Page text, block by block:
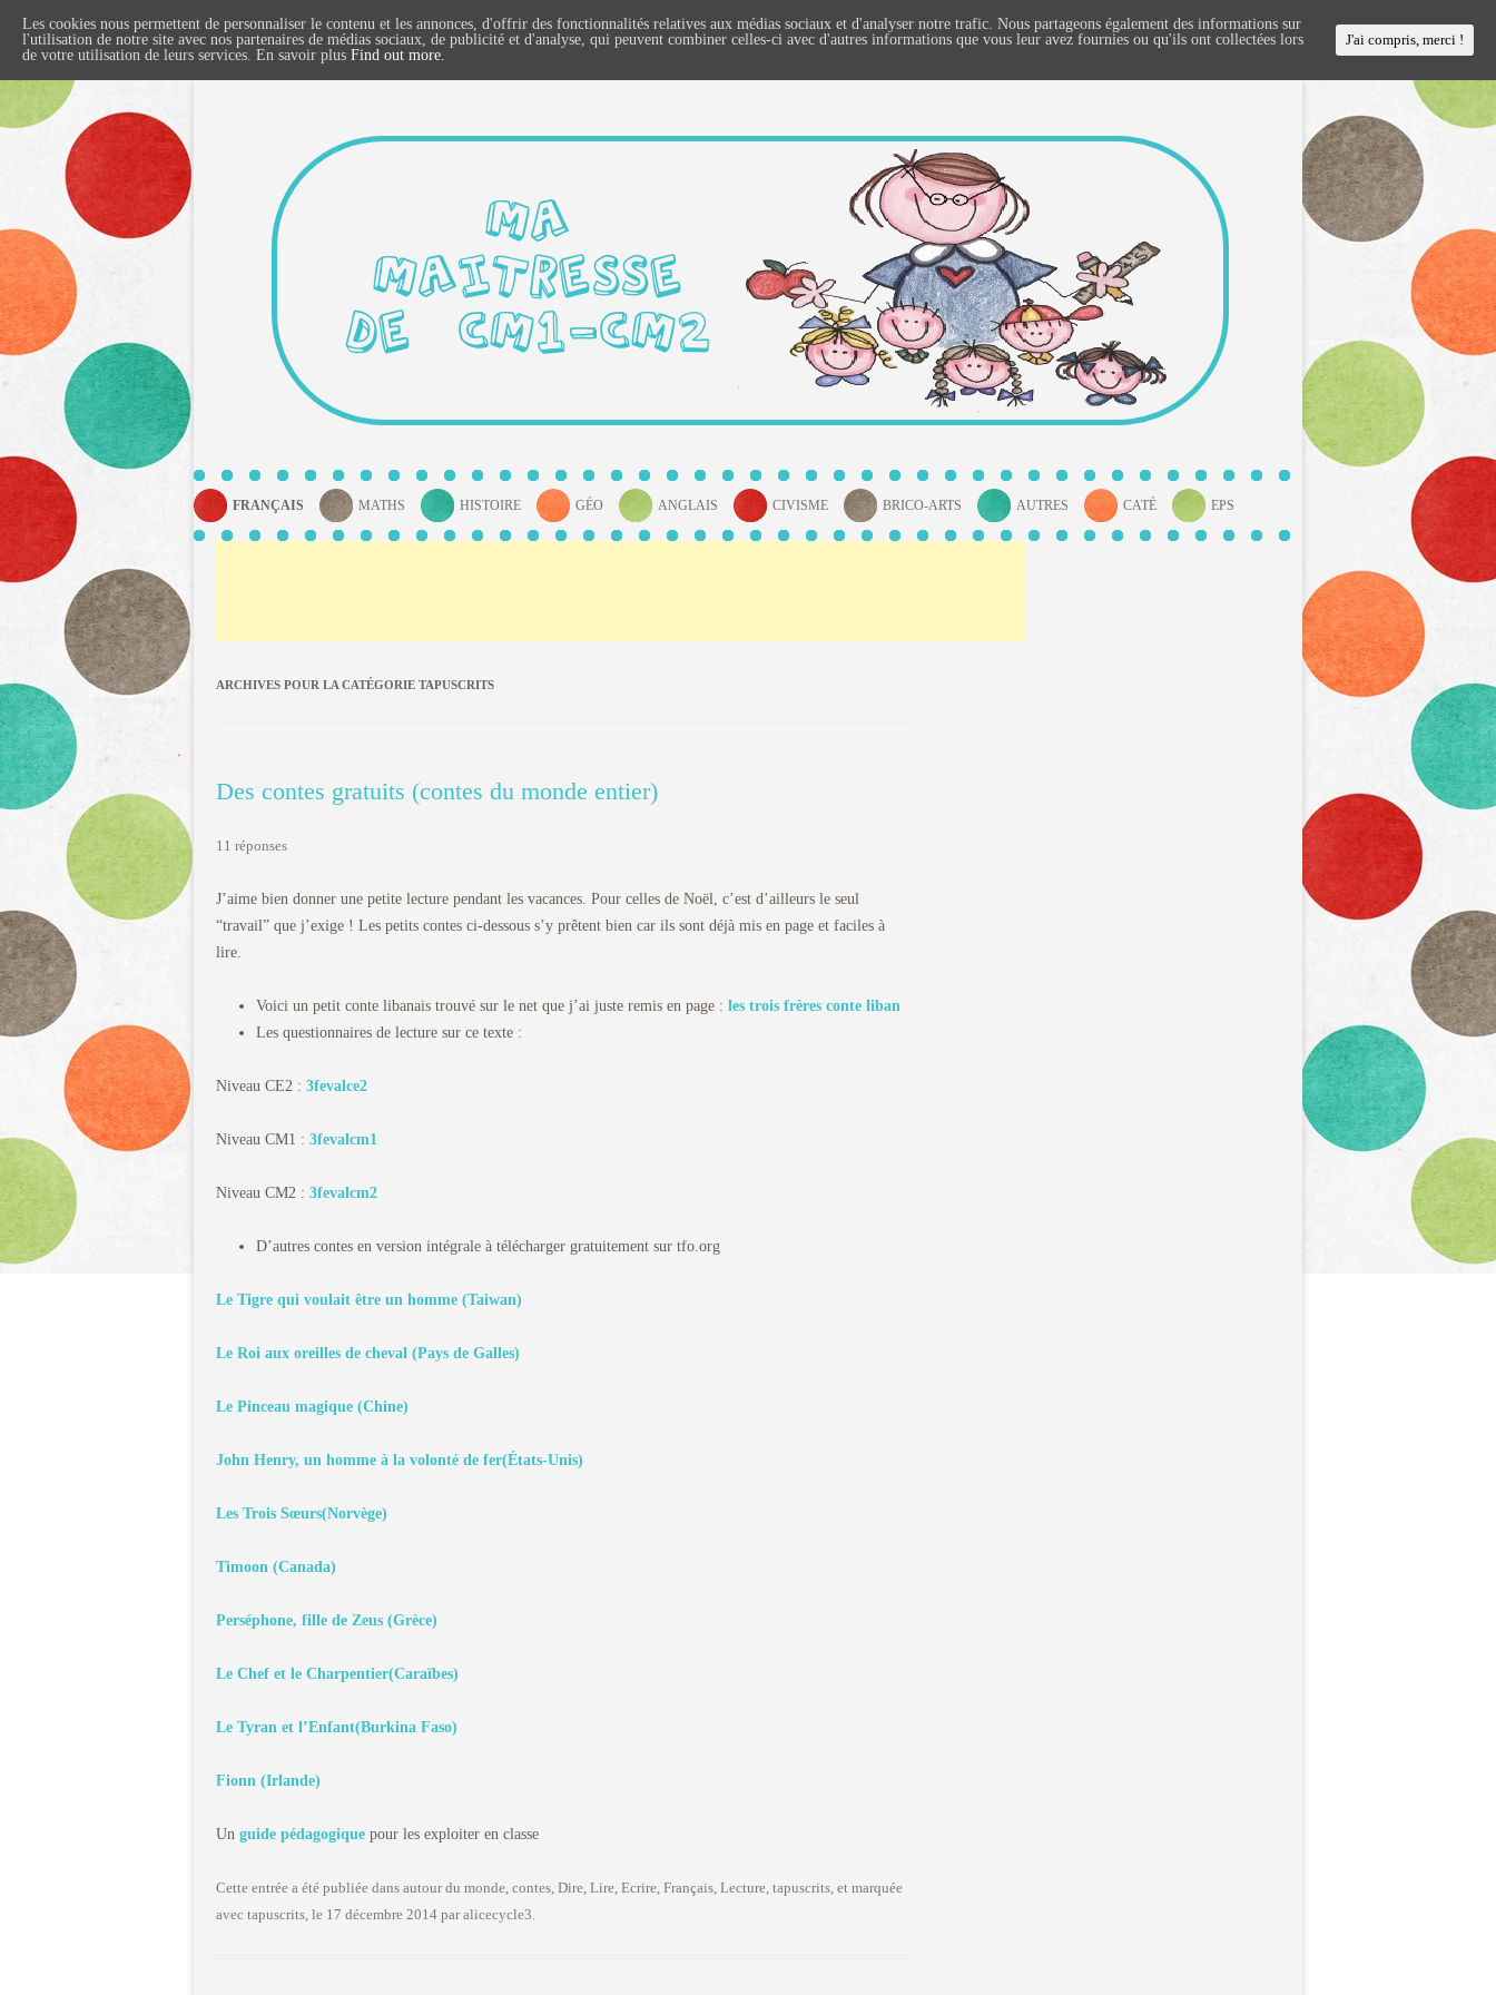
MA
MAITRESSE
DE CM1-CM2
FRANÇAIS MATHS HISTOIRE GÉO ANGLAIS CIVISME BRICO-ARTS AUTRES CATÉ EPS
ARCHIVES POUR LA CATÉGORIE TAPUSCRITS
Des contes gratuits (contes du monde entier)
11 réponses
J’aime bien donner une petite lecture pendant les vacances. Pour celles de Noël, c’est d’ailleurs le seul
“travail” que j’exige ! Les petits contes ci-dessous s’y prêtent bien car ils sont déjà mis en page et faciles à
lire.
Voici un petit conte libanais trouvé sur le net que j’ai juste remis en page : les trois frères conte liban
Les questionnaires de lecture sur ce texte :
Niveau CE2 : 3fevalce2
Niveau CM1 : 3fevalcm1
Niveau CM2 : 3fevalcm2
D’autres contes en version intégrale à télécharger gratuitement sur tfo.org
Le Tigre qui voulait être un homme (Taiwan)
Le Roi aux oreilles de cheval (Pays de Galles)
Le Pinceau magique (Chine)
John Henry, un homme à la volonté de fer(États-Unis)
Les Trois Sœurs(Norvège)
Timoon (Canada)
Perséphone, fille de Zeus (Grèce)
Le Chef et le Charpentier(Caraïbes)
Le Tyran et l’Enfant(Burkina Faso)
Fionn (Irlande)
Un guide pédagogique pour les exploiter en classe
Cette entrée a été publiée dans autour du monde, contes, Dire, Lire, Ecrire, Français, Lecture, tapuscrits, et marquée
avec tapuscrits, le 17 décembre 2014 paralicecycle3.
Les cookies nous permettent de personnaliser le contenu et les annonces, d'offrir des fonctionnalités relatives aux médias sociaux et d'analyser notre trafic. Nous partageons également des informations sur
l'utilisation de notre site avec nos partenaires de médias sociaux, de publicité et d'analyse, qui peuvent combiner celles-ci avec d'autres informations que vous leur avez fournies ou qu'ils ont collectées lors
de votre utilisation de leurs services. En savoir plus Find out more.
J'ai compris, merci !